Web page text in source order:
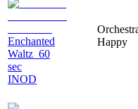
Enchanted
Waltz_60
sec
INOD
Happy